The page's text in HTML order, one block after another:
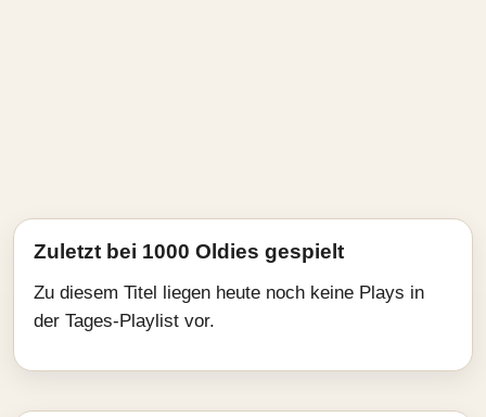
Zuletzt bei 1000 Oldies gespielt
Zu diesem Titel liegen heute noch keine Plays in
der Tages-Playlist vor.